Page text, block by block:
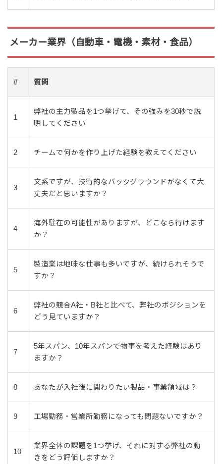
メーカー業界（自動車・電機・素材・食品）
# 質問
1
弊社の主力製品を1つ挙げて、その強みを30秒で説
明してください
2 チームで何かを作り上げた経験を教えてください
3
文系ですが、技術的なバックグラウンドがなくて大
丈夫だと思いますか？
4
海外駐在の可能性がありますが、どこなら行けます
か？
5
製造業は地味な仕事も多いですが、続けられそうで
すか？
6
弊社の競合A社・B社と比べて、弊社のポジションを
どう見ていますか？
7
5年スパン、10年スパンで物事を考えた経験はあり
ますか？
8 あなたが入社後に関わりたい製品・事業領域は？
9 工場勤務・営業所勤務になっても問題ないですか？
10
業界全体の課題を1つ挙げ、それに対する弊社の動
きをどう評価しますか？